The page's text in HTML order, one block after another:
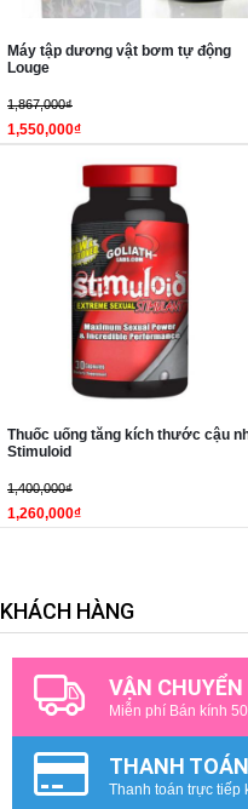
Máy tập dương vật bơm tự động
Louge
1,867,000₫
1,550,000₫
Thuốc uống tăng kích thước cậu
Stimuloid
1,400,000₫
1,260,000₫
KHÁCH HÀNG
VẬN CHUYỂN
Miễn phí Bán kính
THANH
Thanh toán trực tiếp